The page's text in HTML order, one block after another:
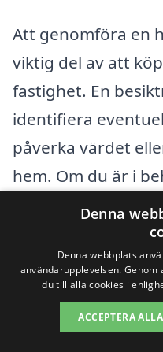
Att genomföra en
viktig del av att
fastighet. En
identifiera
påverka värdet
hem. Om du är i
Bullmark, finns
företag
kan dock vara bra
i närliggande
bästa servicen och
Denna
Denna webbplats
användarupplevelsen.
du till alla cookies i
ACCEPTERA ALLA